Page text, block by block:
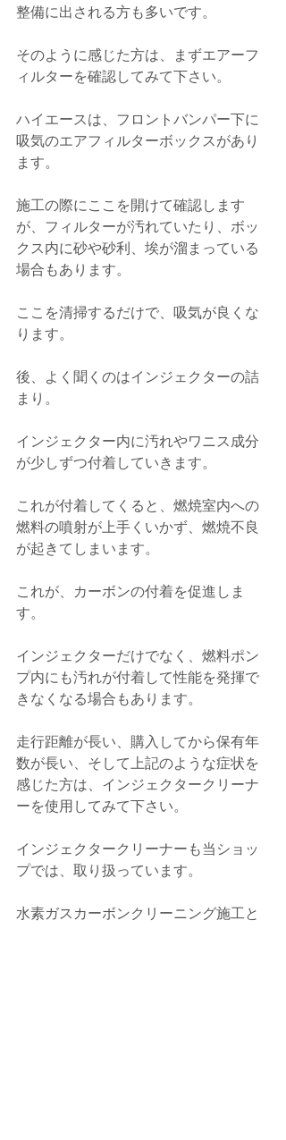
整備に出される方も多いです。
そのように感じた方は、まずエアーフ
ィルターを確認してみて下さい。
ハイエースは、フロントバンパー下に
吸気のエアフィルターボックスがあり
ます。
施工の際にここを開けて確認します
が、フィルターが汚れていたり、ボッ
クス内に砂や砂利、埃が溜まっている
場合もあります。
ここを清掃するだけで、吸気が良くな
ります。
後、よく聞くのはインジェクターの詰
まり。
インジェクター内に汚れやワニス成分
が少しずつ付着していきます。
これが付着してくると、燃焼室内への
燃料の噴射が上手くいかず、燃焼不良
が起きてしまいます。
これが、カーボンの付着を促進しま
す。
インジェクターだけでなく、燃料ポン
プ内にも汚れが付着して性能を発揮で
きなくなる場合もあります。
走行距離が長い、購入してから保有年
数が長い、そして上記のような症状を
感じた方は、インジェクタークリーナ
ーを使用してみて下さい。
インジェクタークリーナーも当ショッ
プでは、取り扱っています。
水素ガスカーボンクリーニング施工と